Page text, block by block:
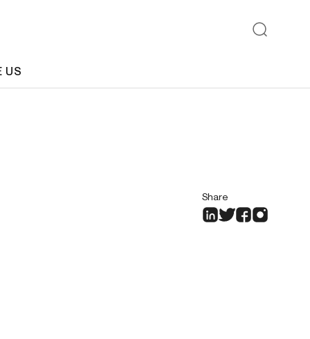
US
Share